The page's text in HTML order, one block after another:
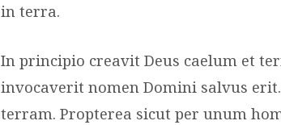
in terra.
In principio creavit Deus caelum et
invocaverit nomen Domini salvus
terram. Propterea sicut per unum